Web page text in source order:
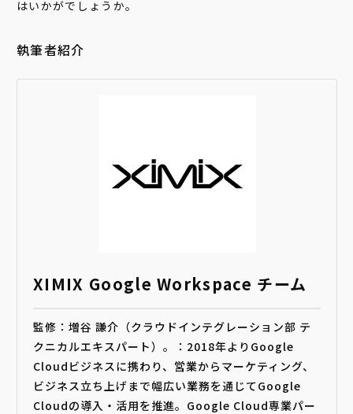
はいかがでしょうか。
執筆者紹介
XIMIX Google Workspace チーム
監修：増谷 謙介（クラウドインテグレーション部 テ
クニカルエキスパート）。：2018年よりGoogle
Cloudビジネスに携わり、営業からマーケティング、
ビジネス立ち上げまで幅広い業務を通じてGoogle
Cloudの導入・活用を推進。Google Cloud専業パー